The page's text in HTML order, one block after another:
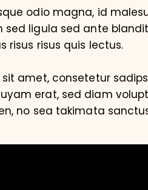
odio magna, id
sed ligula sed ante
risus risus quis lectus.
sit amet, consetetur
erat, sed diam
no sea takimata